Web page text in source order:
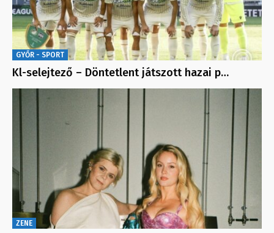
GYŐR - SPORT
Kl-selejtező – Döntetlent játszott hazai p…
ZENE